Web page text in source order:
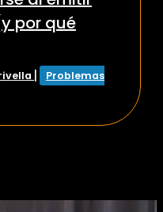
por qué
Problemas